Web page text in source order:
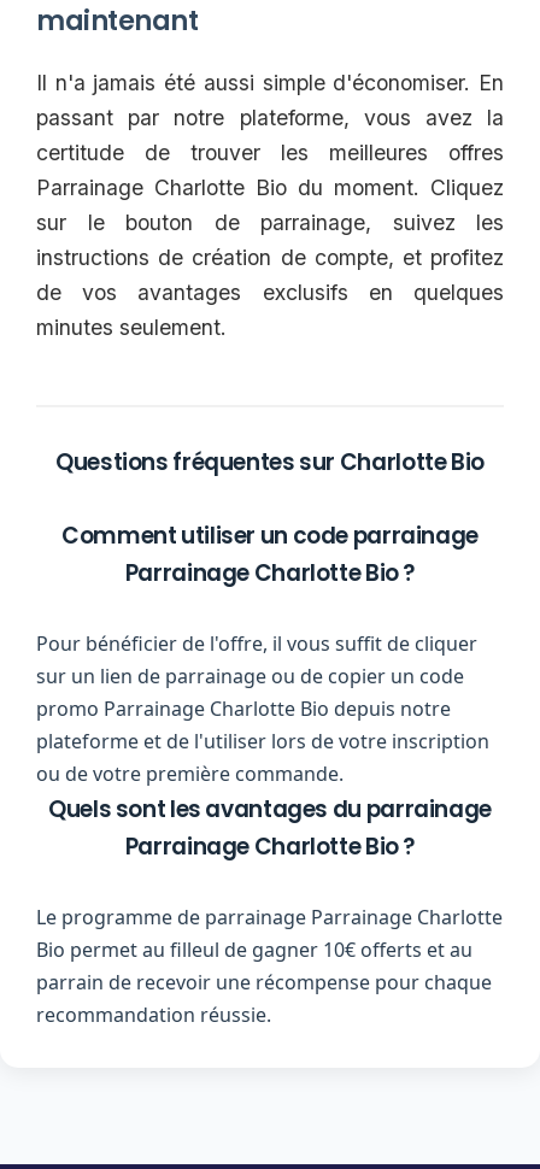
maintenant
Il n'a jamais été aussi simple d'économiser. En
passant par notre plateforme, vous avez la
certitude de trouver les meilleures offres
Parrainage Charlotte Bio du moment. Cliquez
sur le bouton de parrainage, suivez les
instructions de création de compte, et profitez
de vos avantages exclusifs en quelques
minutes seulement.
Questions fréquentes sur Charlotte Bio
Comment utiliser un code parrainage
Parrainage Charlotte Bio ?
Pour bénéficier de l'offre, il vous suffit de cliquer
sur un lien de parrainage ou de copier un code
promo Parrainage Charlotte Bio depuis notre
plateforme et de l'utiliser lors de votre inscription
ou de votre première commande.
Quels sont les avantages du parrainage
Parrainage Charlotte Bio ?
Le programme de parrainage Parrainage Charlotte
Bio permet au filleul de gagner 10€ offerts et au
parrain de recevoir une récompense pour chaque
recommandation réussie.